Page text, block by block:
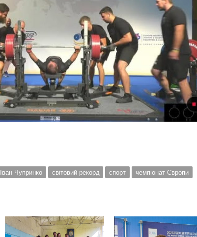
Іван Чупринко світовий рекорд спорт чемпіонат Європи